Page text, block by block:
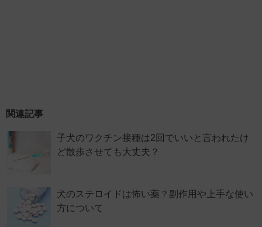
関連記事
子犬のワクチン接種は2回でいいと言われたけ
ど散歩させても大丈夫？
犬のステロイドは怖い薬？副作用や上手な使い
方について